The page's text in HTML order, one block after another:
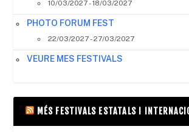
10/03/2027 - 18/03/2027
PHOTO FORUM FEST
22/03/2027 - 27/03/2027
VEURE MES FESTIVALS
MÉS FESTIVALS ESTATALS I